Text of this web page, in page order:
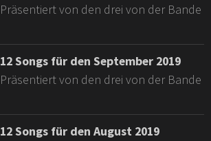
Präsentiert von den drei von der Bande
12 Songs für den September 2019
Präsentiert von den drei von der Bande
12 Songs für den August 2019